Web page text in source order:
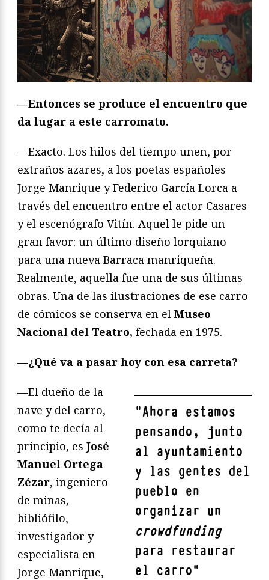
—Entonces se produce el encuentro que
da lugar a este carromato.
—Exacto. Los hilos del tiempo unen, por
extraños azares, a los poetas españoles
Jorge Manrique y Federico García Lorca a
través del encuentro entre el actor Casares
y el escenógrafo Vitín. Aquel le pide un
gran favor: un último diseño lorquiano
para una nueva Barraca manriqueña.
Realmente, aquella fue una de sus últimas
obras. Una de las ilustraciones de ese carro
de cómicos se conserva en el Museo
Nacional del Teatro, fechada en 1975.
—¿Qué va a pasar hoy con esa carreta?
"Ahora estamos
pensando, junto
al ayuntamiento
y las gentes del
pueblo en
organizar un
crowdfunding
para restaurar
el carro"
—El dueño de la
nave y del carro,
como te decía al
principio, es José
Manuel Ortega
Zézar, ingeniero
de minas,
bibliófilo,
investigador y
especialista en
Jorge Manrique,